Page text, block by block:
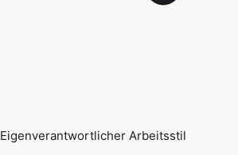
Eigenverantwortlicher Arbeitsstil